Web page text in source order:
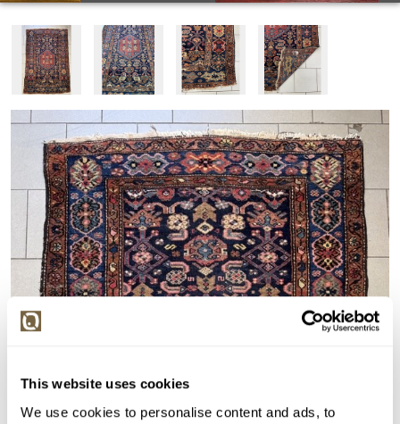
This website uses cookies
We use cookies to personalise content and ads, to